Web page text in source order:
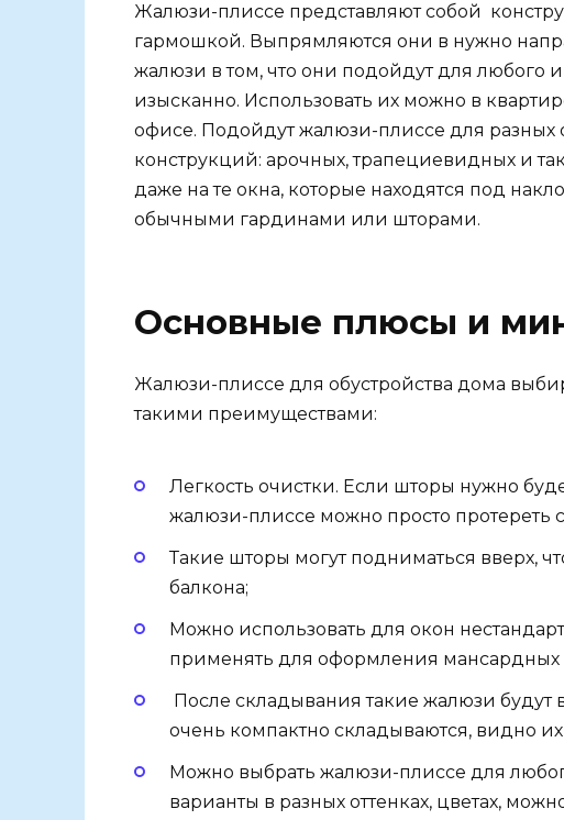
Жалюзи-плиссе представляют собой
гармошкой. Выпрямляются они в нужно
жалюзи в том, что они подойдут для любого
изысканно. Использовать их можно в
офисе. Подойдут жалюзи-плиссе для
конструкций: арочных, трапециевидных и
даже на те окна, которые находятся под
обычными гардинами или шторами.
Основные плюсы и
Жалюзи-плиссе для обустройства дома
такими преимуществами:
Легкость очистки. Если шторы нужно
жалюзи-плиссе можно просто протереть
Такие шторы могут подниматься вверх,
балкона;
Можно использовать для окон
применять для оформления мансардных
После складывания такие жалюзи будут
очень компактно складываются, видно
Можно выбрать жалюзи-плиссе для
варианты в разных оттенках, цветах,